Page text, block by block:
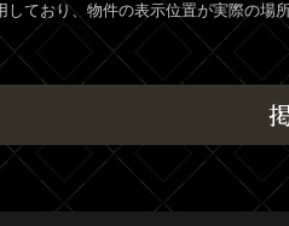
ており、物件の表示位置が実際の場